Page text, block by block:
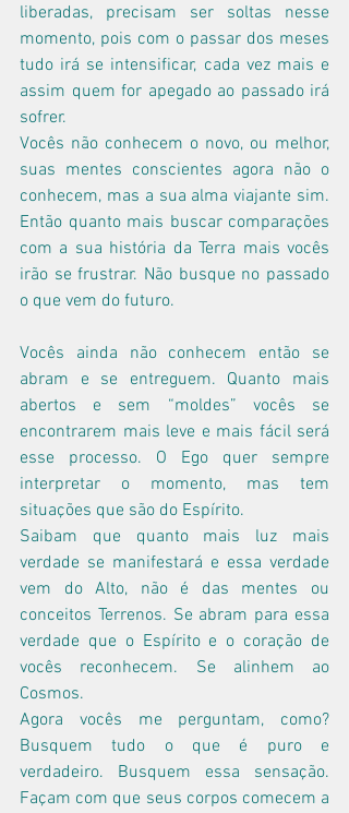
liberadas, precisam ser soltas nesse
momento, pois com o passar dos meses
tudo irá se intensificar, cada vez mais e
assim quem for apegado ao passado irá
sofrer.
Vocês não conhecem o novo, ou melhor,
suas mentes conscientes agora não o
conhecem, mas a sua alma viajante sim.
Então quanto mais buscar comparações
com a sua história da Terra mais vocês
irão se frustrar. Não busque no passado
o que vem do futuro.
Vocês ainda não conhecem então se
abram e se entreguem. Quanto mais
abertos e sem “moldes” vocês se
encontrarem mais leve e mais fácil será
esse processo. O Ego quer sempre
interpretar o momento, mas tem
situações que são do Espírito.
Saibam que quanto mais luz mais
verdade se manifestará e essa verdade
vem do Alto, não é das mentes ou
conceitos Terrenos. Se abram para essa
verdade que o Espírito e o coração de
vocês reconhecem. Se alinhem ao
Cosmos.
Agora vocês me perguntam, como?
Busquem tudo o que é puro e
verdadeiro. Busquem essa sensação.
Façam com que seus corpos comecem a